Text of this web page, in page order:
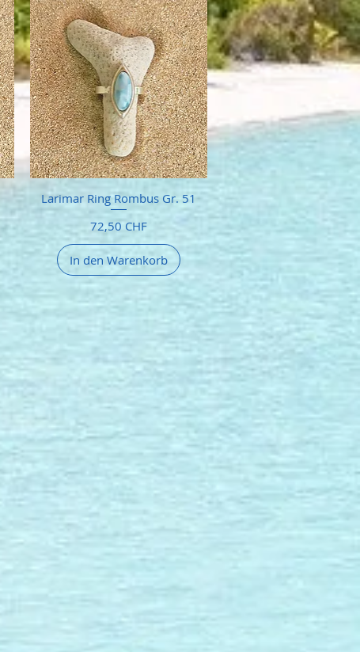
Larimar Ring Rombus Gr. 51
Preis
72,50 CHF
In den Warenkorb